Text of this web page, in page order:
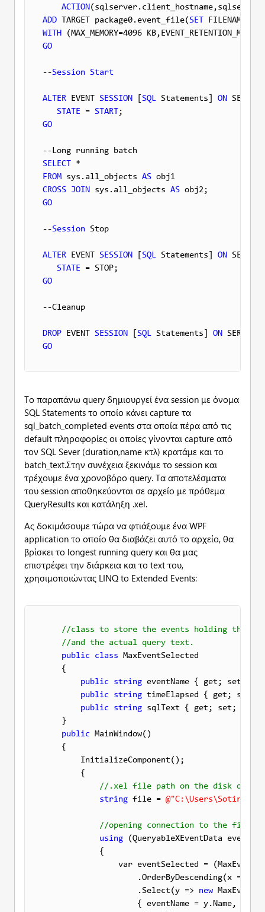
ACTION
ADD TARGET package0.event_file( SET
FILENAME = N
WITH (MAX_MEMORY=4096
GO
--Session Start
ALTER EVENT SESSION SQL Statements] ON SERVER
STATE = START
GO
SELECT
FROM sys.all_objects AS
CROSS JOIN sys.all_objects AS
GO
--Session Stop
ALTER EVENT SESSION SQL Statements] ON SERVER
STATE
GO
--Cleanup
DROP EVENT SESSION SQL Statements] ON
GO
Το παραπάνω query δημιουργεί ένα session με όνομα
SQL Statements το οποίο κάνει capture τα
sql_batch_completed events στα οποία πέρα από τις
default πληροφορίες οι οποίες γίνονται capture από
τον SQL Sever (duration,name κτλ) κρατάμε και το
batch_text.Στην συνέχεια ξεκινάμε το session και
τρέχουμε ένα χρονοβόρο query. Τα αποτελέσματα
του session αποθηκεύονται σε αρχείο με πρόθεμα
QueryResults και κατάληξη .xel.
Ας δοκιμάσουμε τώρα να φτιάξουμε ένα WPF
application το οποίο θα διαβάζει αυτό το αρχείο, θα
βρίσκει το longest running query και θα μας
επιστρέφει την διάρκεια και το text του,
χρησιμοποιώντας LINQ to Extended Events:
//class to store the events holding the
   //and the actual query text.
public
class MaxEventSelected
    {
public
string eventName { get; set; }
public
string timeElapsed { get; set; }
public
string sqlText { get; set; }
    }
public MainWindow()
    {
        InitializeComponent();
        {
//.xel file path on the disk of
string file =
//opening connection to the file to
using (QueryableXEventData events
            {
var eventSelected =
.OrderByDescending(x =>
                    .Select(y =>
new
{ eventName = y.Name,